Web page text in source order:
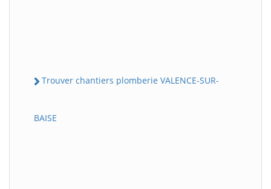
Trouver chantiers plomberie VALENCE-SUR-
BAISE